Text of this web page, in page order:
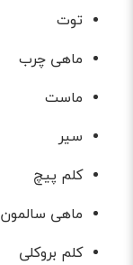
توت
ماهی چرب
ماست
سیر
کلم پیچ
ماهی سالمون
کلم بروکلی